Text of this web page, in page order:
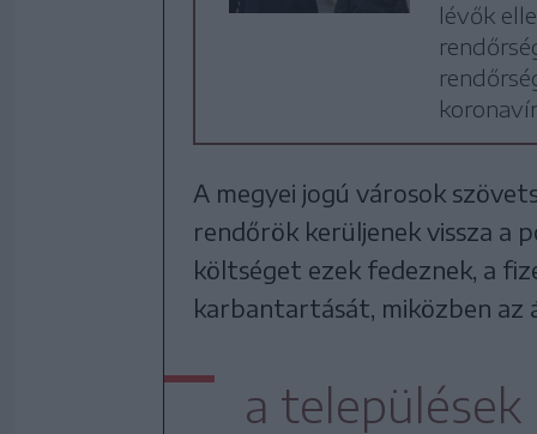
lévők
A megyei jogú városok
rendőrök kerüljenek vissza a
költséget ezek fedeznek, a
karbantartását, miközben az
a